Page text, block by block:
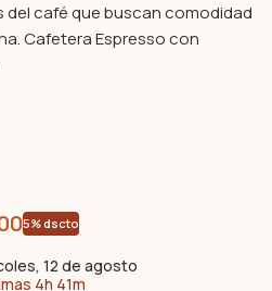
café que buscan comodidad
Cafetera Espresso con
5% dscto
12 de agosto
4h 41m